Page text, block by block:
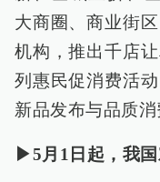
大商圈、商业街
机构，推出千店
列惠民促消费活
新品发布与品质消
▶5月1日起，我